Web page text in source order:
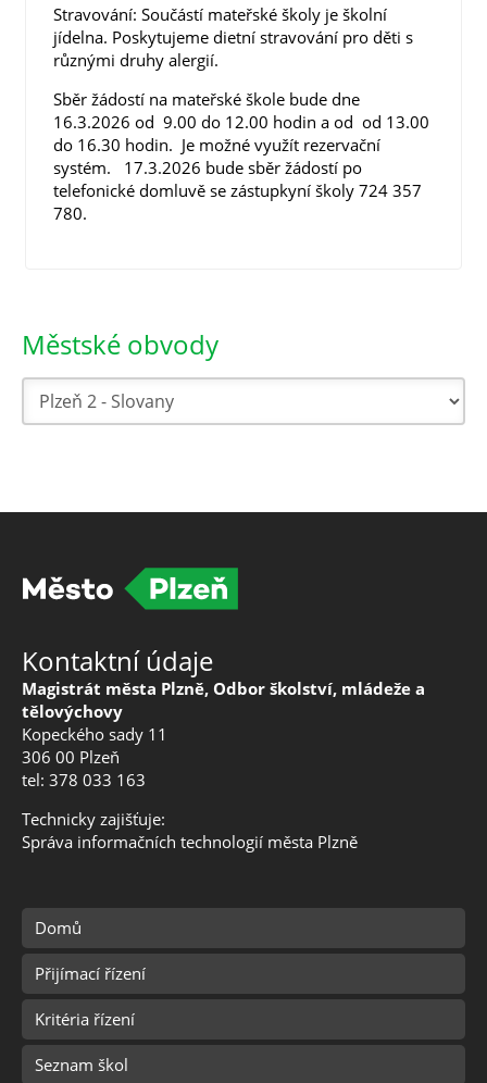
Městské obvody
Stravování: Součástí mateřské školy je školní
jídelna. Poskytujeme dietní stravování pro děti s
různými druhy alergií.
Sběr žádostí na mateřské škole bude dne
16.3.2026 od 9.00 do 12.00 hodin a od od 13.00
do 16.30 hodin. Je možné využít rezervační
systém. 17.3.2026 bude sběr žádostí po
telefonické domluvě se zástupkyní školy 724 357
780.
Kontaktní údaje
Magistrát města Plzně, Odbor školství, mládeže a
tělovýchovy
Kopeckého sady 11
306 00 Plzeň
tel: 378 033 163
Technicky zajišťuje:
Správa informačních technologií města Plzně
Domů
Přijímací řízení
Kritéria řízení
Seznam škol